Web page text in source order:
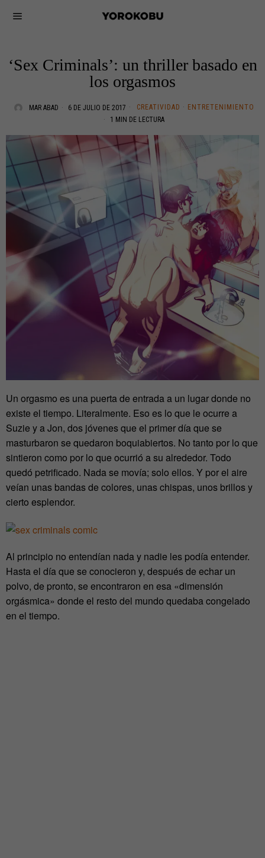
‘Sex Criminals’: un thriller basado en
los orgasmos
MAR ABAD 6 DE JULIO DE 2017 CREATIVIDAD · ENTRETENIMIENTO
1 MIN DE LECTURA
Un orgasmo es una puerta de entrada a un lugar donde no
existe el tiempo. Literalmente. Eso es lo que le ocurre a
Suzie y a Jon, dos jóvenes que el primer día que se
masturbaron se quedaron boquiabiertos. No tanto por lo que
sintieron como por lo que ocurrió a su alrededor. Todo
quedó petrificado. Nada se movía; solo ellos. Y por el aire
veían unas bandas de colores, unas chispas, unos brillos y
cierto esplendor.
Al principio no entendían nada y nadie les podía entender.
Hasta el día que se conocieron y, después de echar un
polvo, de pronto, se encontraron en esa «dimensión
orgásmica» donde el resto del mundo quedaba congelado
en el tiempo.